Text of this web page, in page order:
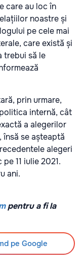
care au loc în
noastre și
pe cele mai
care există și
trebui să le
prin urmare,
internă, cât
a alegerilor
se așteaptă
alegeri
11 iulie 2021.
ani.
pentru a fi la
pe Google